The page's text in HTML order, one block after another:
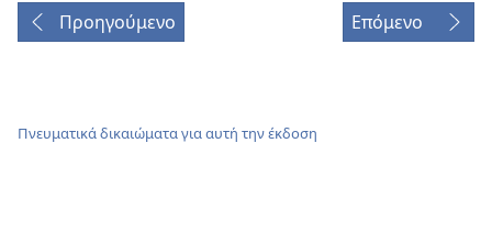
Προηγούμενο Επόμενο
Πνευματικά δικαιώματα για αυτή την έκδοση